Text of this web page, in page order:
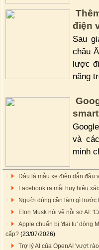
điện
Sau
châu
lược
năng
và
minh
Đâu là mẫu xe điện dẫn đầu
Facebook ra mắt huy hiệu
Người dùng cần làm gì trước
Elon Musk nói về nỗi sợ AI:
Apple chuẩn bị 'đại tu' dòng
cấp? (23/07/2026)
Trợ lý AI của OpenAI 'vượt